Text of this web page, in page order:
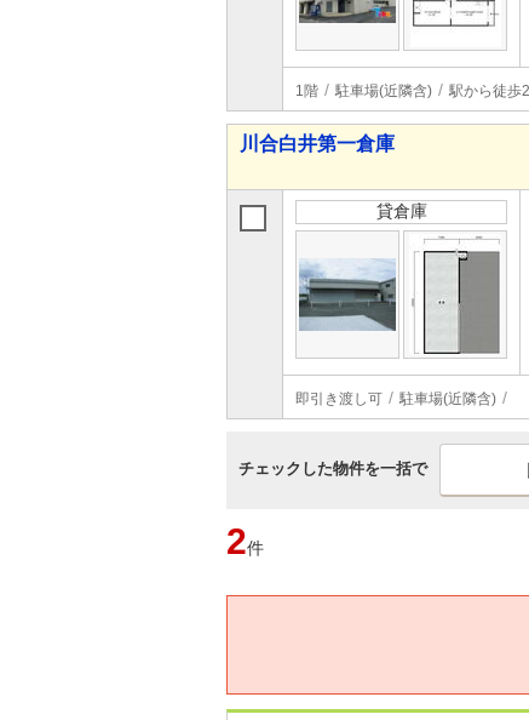
1階 駐車場(近隣含) 駅から徒歩
川合白井第一倉庫
貸倉庫
即引き渡し可 駐車場(近隣含)
チェックした物件を一括で
2件